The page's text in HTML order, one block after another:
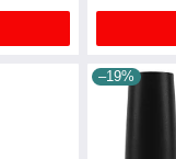
–19%